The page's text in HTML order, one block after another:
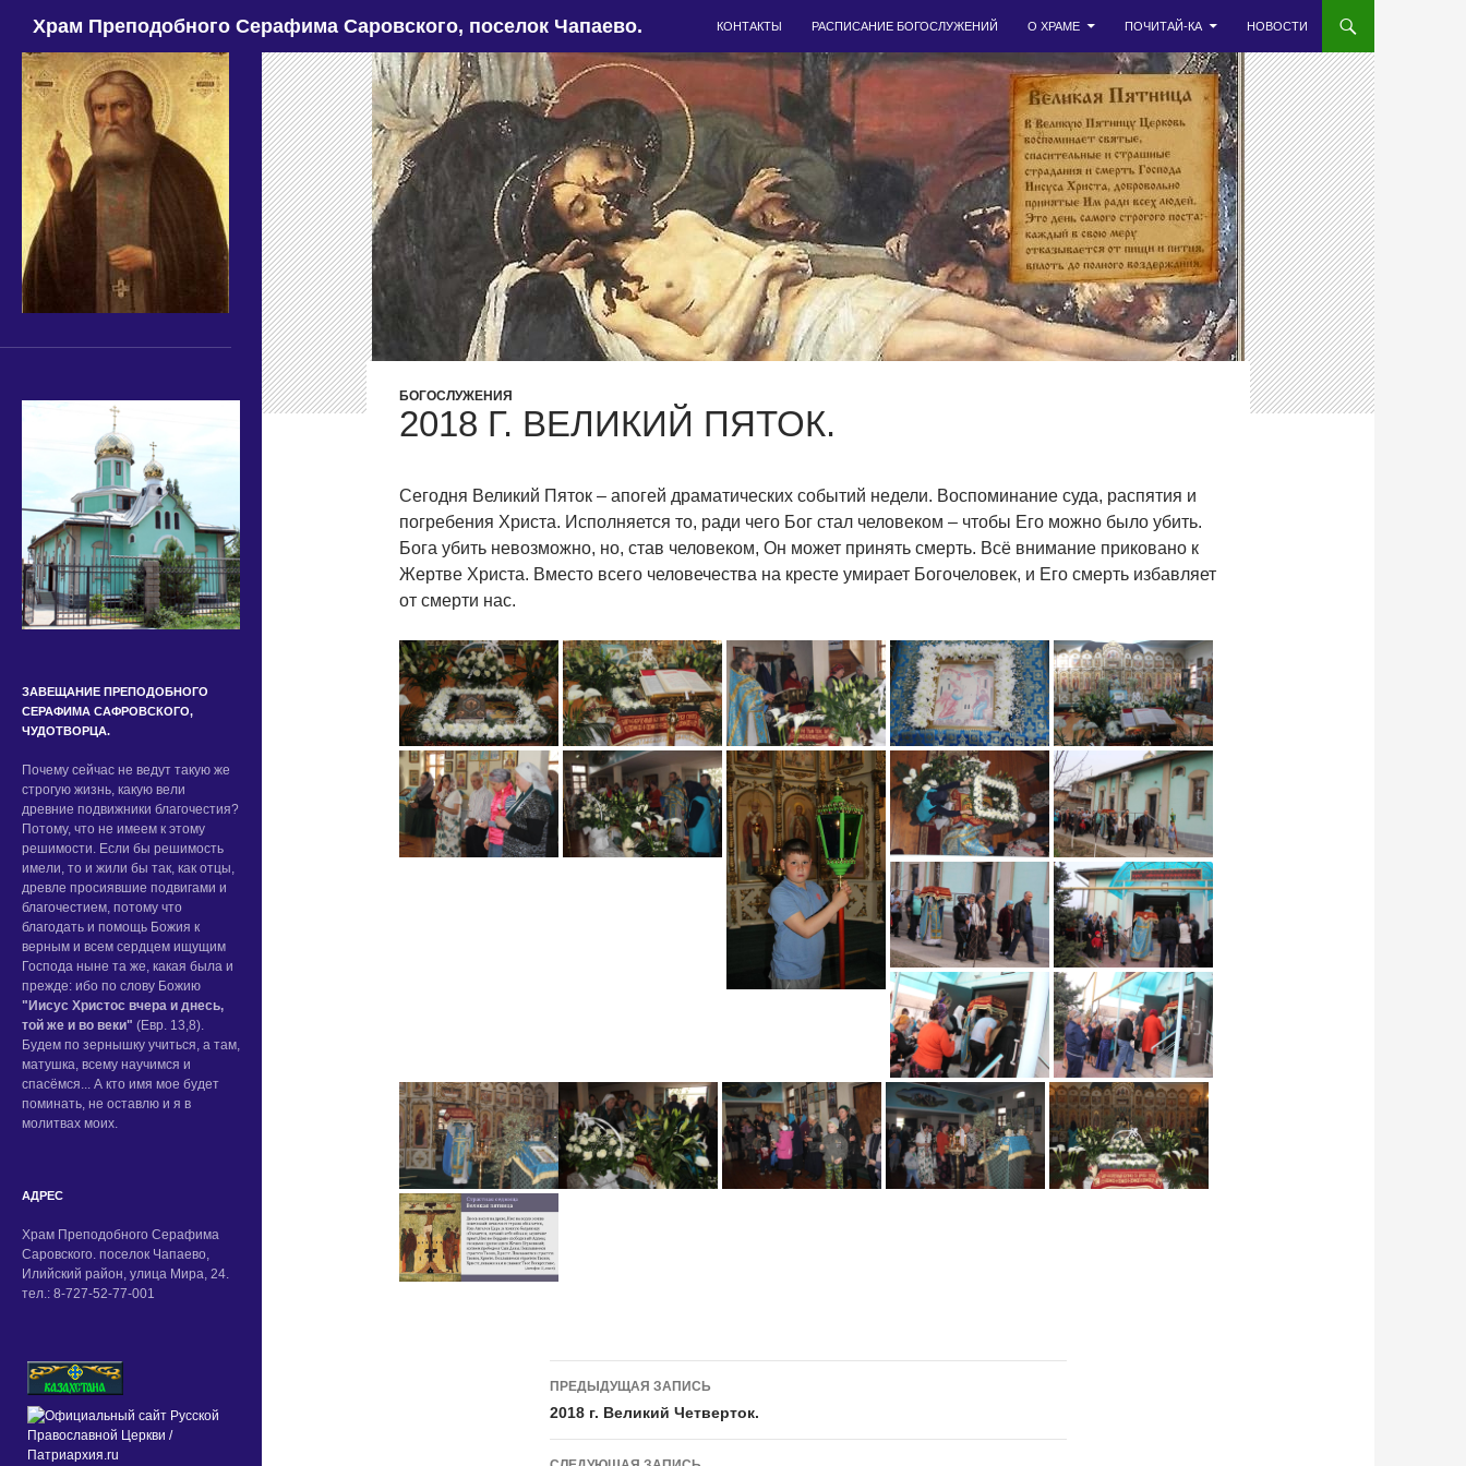
Храм Преподобного Серафима Саровского, поселок Чапаево.
КОНТАКТЫ
РАСПИСАНИЕ БОГОСЛУЖЕНИЙ О ХРАМЕ ПОЧИТАЙ-КА НОВОСТИ
БОГОСЛУЖЕНИЯ
2018 Г. ВЕЛИКИЙ ПЯТОК.
Сегодня Великий Пяток – апогей драматических событий недели. Воспоминание суда, распятия и
погребения Христа. Исполняется то, ради чего Бог стал человеком – чтобы Его можно было убить.
Бога убить невозможно, но, став человеком, Он может принять смерть. Всё внимание приковано к
Жертве Христа. Вместо всего человечества на кресте умирает Богочеловек, и Его смерть избавляет
от смерти нас.
Навигация
по
записям
ПРЕДЫДУЩАЯ ЗАПИСЬ
2018 г. Великий Четверток.
ЗАВЕЩАНИЕ ПРЕПОДОБНОГО
СЕРАФИМА САФРОВСКОГО,
ЧУДОТВОРЦА.
Почему сейчас не ведут такую же
строгую жизнь, какую вели
древние подвижники благочестия?
Потому, что не имеем к этому
решимости. Если бы решимость
имели, то и жили бы так, как отцы,
древле просиявшие подвигами и
благочестием, потому что
благодать и помощь Божия к
верным и всем сердцем ищущим
Господа ныне та же, какая была и
прежде: ибо по слову Божию
"Иисус Христос вчера и днесь,
той же и во веки" (Евр. 13,8).
Будем по зернышку учиться, а там,
матушка, всему научимся и
спасёмся... А кто имя мое будет
поминать, не оставлю и я в
молитвах моих.
АДРЕС
Храм Преподобного Серафима
Саровского. поселок Чапаево,
Илийский район, улица Мира, 24.
тел.: 8-727-52-77-001